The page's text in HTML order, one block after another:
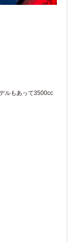
ルもあって3500cc